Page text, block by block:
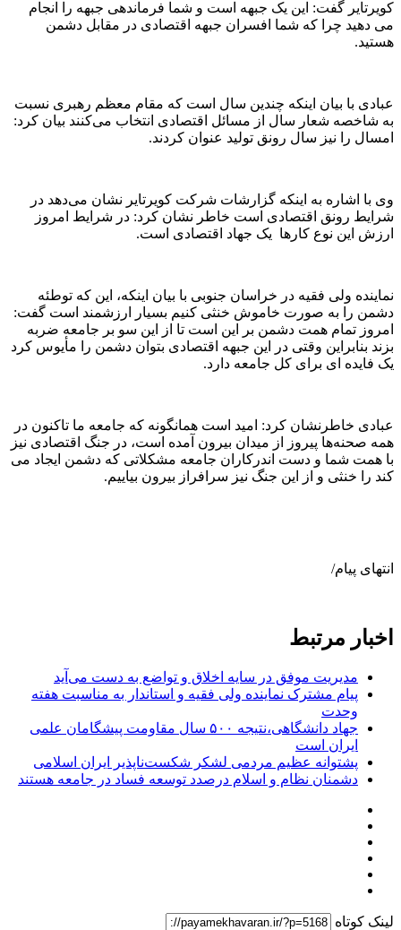
کویرتایر گفت: این یک جبهه است و شما فرماندهی جبهه را انجام
می دهید چرا که شما افسران جبهه اقتصادی در مقابل دشمن
هستید.
عبادی با بیان اینکه چندین سال است که مقام معظم رهبری نسبت
به شاخصه شعار سال از مسائل اقتصادی انتخاب می‌کنند بیان کرد:
امسال را نیز سال رونق تولید عنوان کردند.
وی با اشاره به اینکه گزارشات شرکت کویرتایر نشان می‌دهد در
شرایط رونق اقتصادی است خاطر نشان کرد: در شرایط امروز
ارزش این نوع کارها یک جهاد اقتصادی است.
نماینده ولی فقیه در خراسان جنوبی با بیان اینکه، این که توطئه
دشمن را به صورت خاموش خنثی کنیم بسیار ارزشمند است گفت:
امروز تمام همت دشمن بر این است تا از این سو بر جامعه ضربه
بزند بنابراین وقتی در این جبهه اقتصادی بتوان دشمن را مأیوس کرد
یک فایده ای برای کل جامعه دارد.
عبادی خاطرنشان کرد: امید است همانگونه که جامعه ما تاکنون در
همه صحنه‌ها پیروز از میدان بیرون آمده است، در جنگ اقتصادی نیز
با همت شما و دست اندرکاران جامعه مشکلاتی که دشمن ایجاد می
کند را خنثی و از این جنگ نیز سرافراز بیرون بیاییم.
انتهای پیام/
اخبار مرتبط
مدیریت موفق در سایه اخلاق و تواضع به دست می‌آید
پیام مشترک نماینده ولی فقیه و استاندار به مناسبت هفته
وحدت
جهاد دانشگاهی،نتیجه ۵۰۰ سال مقاومت پیشگامان علمی
ایران است
پشتوانه عظیم مردمی لشکر شکست‌ناپذیر ایران اسلامی
دشمنان نظام و اسلام درصدد توسعه فساد در جامعه هستند
لینک کوتاه